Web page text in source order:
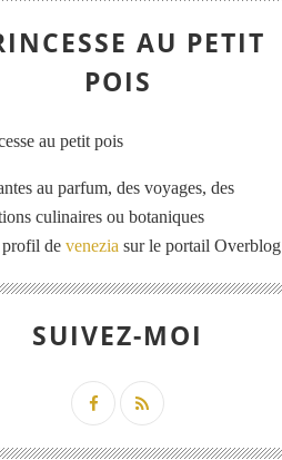
AU PETIT
POIS
au parfum, des voyages, des
culinaires ou botaniques
de venezia sur le portail Overblog
SUIVEZ-MOI